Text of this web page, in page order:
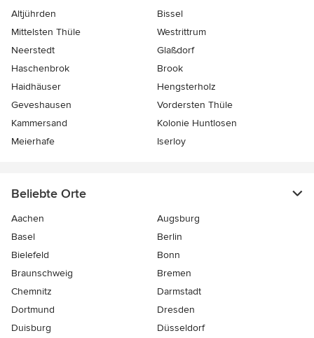
Altjührden
Bissel
Mittelsten Thüle
Westrittrum
Neerstedt
Glaßdorf
Haschenbrok
Brook
Haidhäuser
Hengsterholz
Geveshausen
Vordersten Thüle
Kammersand
Kolonie Huntlosen
Meierhafe
Iserloy
Beliebte Orte
Aachen
Augsburg
Basel
Berlin
Bielefeld
Bonn
Braunschweig
Bremen
Chemnitz
Darmstadt
Dortmund
Dresden
Duisburg
Düsseldorf